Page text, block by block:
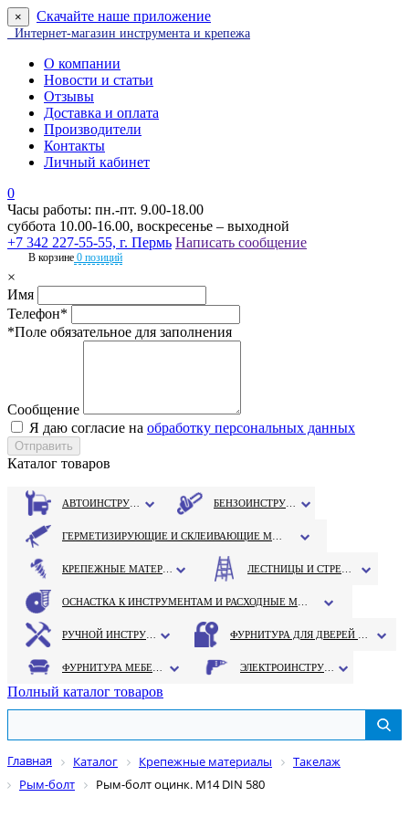
× Скачайте наше приложение
Интернет-магазин инструмента и крепежа
О компании
Новости и статьи
Отзывы
Доставка и оплата
Производители
Контакты
Личный кабинет
0
Часы работы: пн.-пт. 9.00-18.00
суббота 10.00-16.00, воскресенье – выходной
+7 342 227-55-55, г. Пермь Написать сообщение
В корзине 0 позиций
×
Имя
Телефон*
*Поле обязательное для заполнения
Сообщение
Я даю согласие на обработку персональных данных
Каталог товаров
Полный каталог товаров
Главная Каталог Крепежные материалы
Такелаж
Рым-болт
Рым-болт оцинк. М14 DIN 580